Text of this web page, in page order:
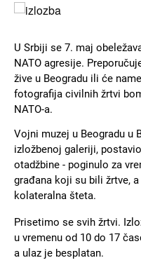
Slika
U Srbiji se 7. maj
NATO agresije.
žive u Beogradu ili će
fotografija civilnih žrtvi
NATO-a.
Vojni muzej u Beogradu u
izložbenoj galeriji,
otadžbine - poginulo za
građana koji su bili žrtve,
kolateralna šteta.
Prisetimo se svih žrtvi.
u vremenu od 10 do 17
a ulaz je besplatan.